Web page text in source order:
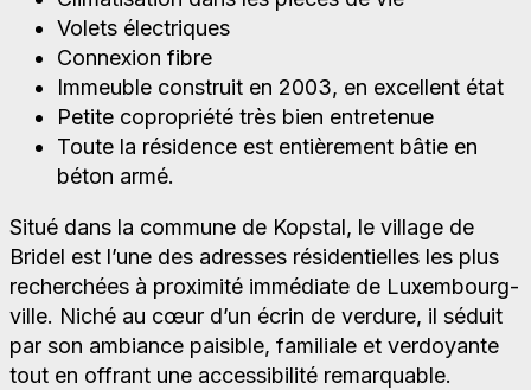
Volets électriques
Connexion fibre
Immeuble construit en 2003, en excellent état
Petite copropriété très bien entretenue
Toute la résidence est entièrement bâtie en
béton armé.
Situé dans la commune de Kopstal, le village de
Bridel est l’une des adresses résidentielles les plus
recherchées à proximité immédiate de Luxembourg-
ville. Niché au cœur d’un écrin de verdure, il séduit
par son ambiance paisible, familiale et verdoyante
tout en offrant une accessibilité remarquable.